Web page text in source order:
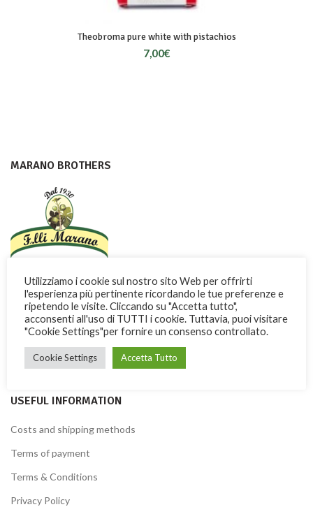
Theobroma pure white with pistachios
7,00€
MARANO BROTHERS
Con dedizione e passione i Fratelli Marano fanno conoscere nel
mondo una dolce ricchezza di Calabria
Via Garibaldi, 3 -13 - 87032 Amantea (CS) ITALY
Fax: + 39 0982.428926
USEFUL INFORMATION
Costs and shipping methods
Terms of payment
Terms & Conditions
Privacy Policy
Utilizziamo i cookie sul nostro sito Web per offrirti
l'esperienza più pertinente ricordando le tue preferenze e
ripetendo le visite. Cliccando su "Accetta tutto",
acconsenti all'uso di TUTTI i cookie. Tuttavia, puoi visitare
"Cookie Settings"per fornire un consenso controllato.
Cookie Settings Accetta Tutto